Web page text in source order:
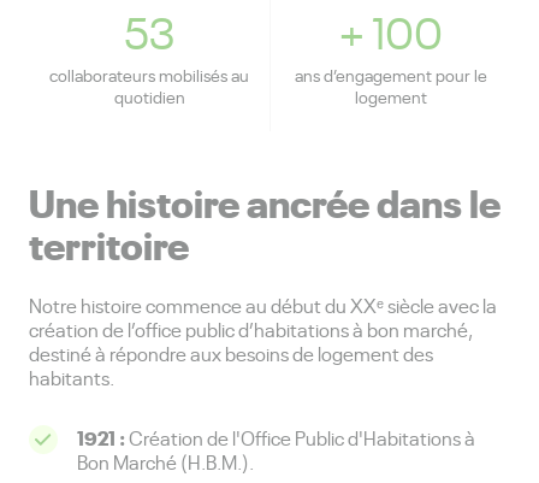
53
collaborateurs mobilisés au
quotidien
+100
ans d’engagement pour le
logement
Une histoire ancrée dans le
territoire
Notre histoire commence au début du XXᵉ siècle avec la
création de l’office public d’habitations à bon marché,
destiné à répondre aux besoins de logement des
habitants.
1921 :Création de l'Office Public d'Habitations à
Bon Marché (H.B.M.).